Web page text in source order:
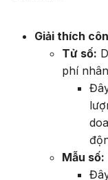
Giải thích
Tử số:
phí
Mẫu số: